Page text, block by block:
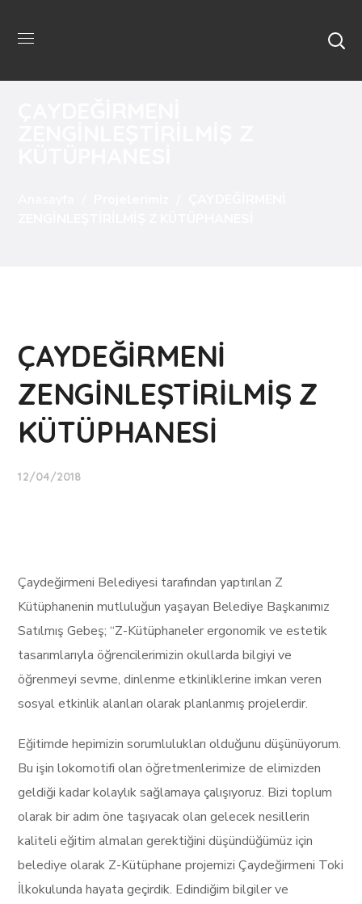
ÇAYDEĞİRMENİ
ZENGİNLEŞTİRİLMİŞ Z
KÜTÜPHANESİ
12/04/2018
Çaydeğirmeni Belediyesi tarafından yaptırılan Z
Kütüphanenin mutluluğun yaşayan Belediye Başkanımız
Satılmış Gebeş; “Z-Kütüphaneler ergonomik ve estetik
tasarımlarıyla öğrencilerimizin okullarda bilgiyi ve
öğrenmeyi sevme, dinlenme etkinliklerine imkan veren
sosyal etkinlik alanları olarak planlanmış projelerdir.
Eğitimde hepimizin sorumlulukları olduğunu düşünüyorum.
Bu işin lokomotifi olan öğretmenlerimize de elimizden
geldiği kadar kolaylık sağlamaya çalışıyoruz. Bizi toplum
olarak bir adım öne taşıyacak olan gelecek nesillerin
kaliteli eğitim almaları gerektiğini düşündüğümüz için
belediye olarak Z-Kütüphane projemizi Çaydeğirmeni Toki
İlkokulunda hayata geçirdik. Edindiğim bilgiler ve